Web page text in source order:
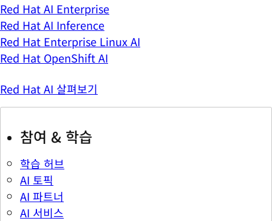
Red Hat AI Enterprise
Red Hat AI Inference
Red Hat Enterprise Linux AI
Red Hat OpenShift AI
Red Hat AI 살펴보기
참여 & 학습
학습 허브
AI 토픽
AI 파트너
AI 서비스